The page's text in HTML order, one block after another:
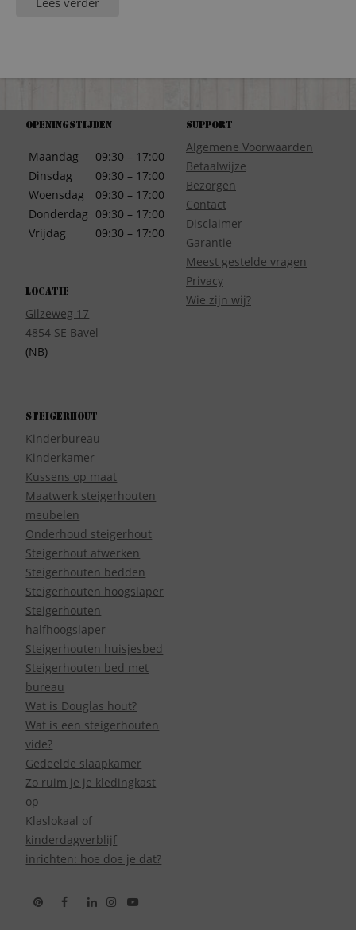
Openingstijden
Maandag
Dinsdag
Woensdag
Donderdag
Vrijdag
09:30 – 17:00
09:30 – 17:00
09:30 – 17:00
09:30 – 17:00
09:30 – 17:00
Locatie
Gilzeweg 17
4854 SE Bavel
(NB)
Support
Algemene Voorwaarden
Betaalwijze
Bezorgen
Contact
Disclaimer
Garantie
Meest gestelde vragen
Privacy
Wie zijn wij?
Steigerhout
Kinderbureau
Kinderkamer
Kussens op maat
Maatwerk steigerhouten
meubelen
Onderhoud steigerhout
Steigerhout afwerken
Steigerhouten bedden
Steigerhouten hoogslaper
Steigerhouten
halfhoogslaper
Steigerhouten huisjesbed
Steigerhouten bed met
bureau
Wat is Douglas hout?
Wat is een steigerhouten
vide?
Gedeelde slaapkamer
Zo ruim je je kledingkast
op
Klaslokaal of
kinderdagverblijf
inrichten: hoe doe je dat?